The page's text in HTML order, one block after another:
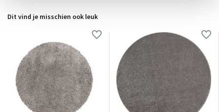
Dit vind je misschien ook leuk